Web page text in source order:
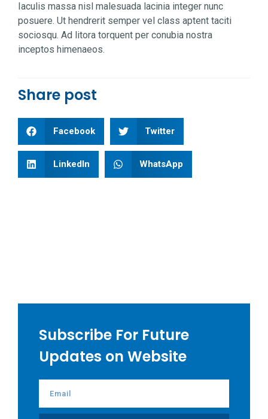
Iaculis massa nisl malesuada lacinia integer nunc
posuere. Ut hendrerit semper vel class aptent taciti
sociosqu. Ad litora torquent per conubia nostra
inceptos himenaeos.
Share post
Facebook Twitter
LinkedIn WhatsApp
Subscribe For Future
Updates on Website